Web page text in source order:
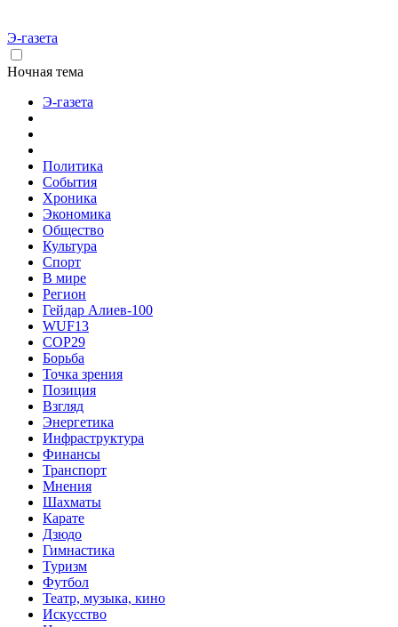
Э-газета
Ночная тема
Э-газета
Политика
События
Хроника
Экономика
Общество
Культура
Спорт
В мире
Регион
Гейдар Алиев-100
WUF13
COP29
Борьба
Точка зрения
Позиция
Взгляд
Энергетика
Инфраструктура
Финансы
Транспорт
Мнения
Шахматы
Карате
Дзюдо
Гимнастика
Туризм
Футбол
Театр, музыка, кино
Искусство